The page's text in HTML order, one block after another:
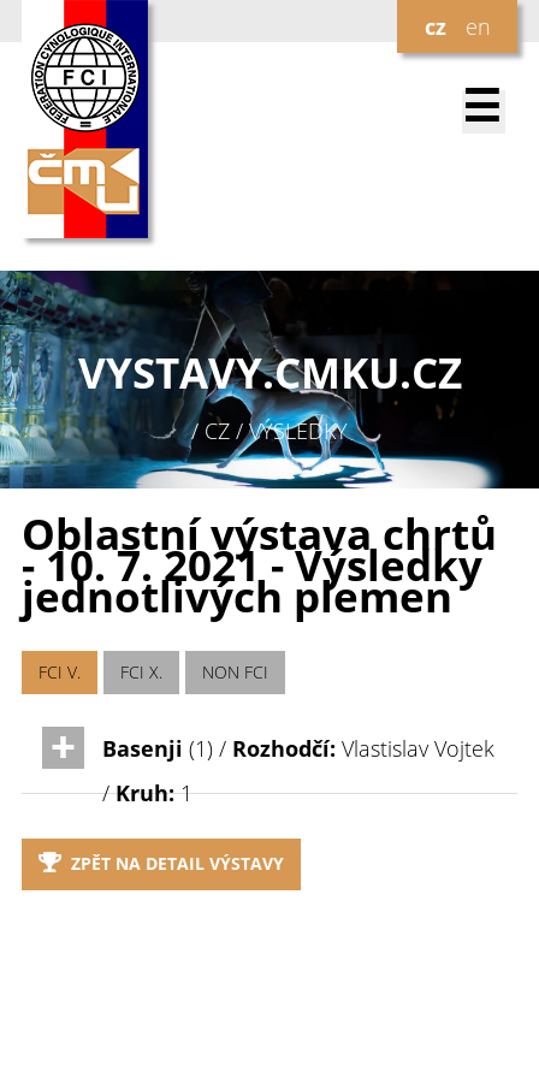
cz en
☰
VYSTAVY.CMKU.CZ
/ CZ / VÝSLEDKY
Oblastní výstava chrtů
- 10. 7. 2021 - Výsledky
jednotlivých plemen
FCI V. FCI X. NON FCI
Basenji (1) / Rozhodčí: Vlastislav Vojtek
/Kruh:1
ZPĚT NA DETAIL VÝSTAVY